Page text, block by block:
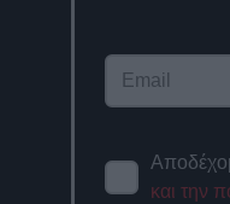
και την